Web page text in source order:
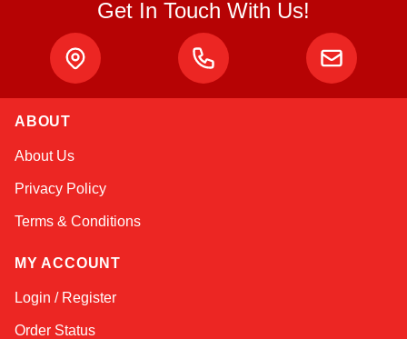
Get In Touch With Us!
ABOUT
About Us
Privacy Policy
Terms & Conditions
MY ACCOUNT
Login / Register
Order Status